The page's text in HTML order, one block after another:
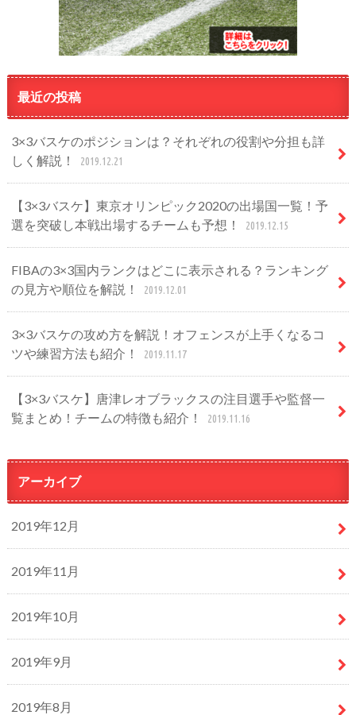
最近の投稿
3×3バスケのポジションは？それぞれの役割や分担も詳
しく解説！
2019.12.21
【3×3バスケ】東京オリンピック2020の出場国一覧！予
選を突破し本戦出場するチームも予想！
2019.12.15
FIBAの3×3国内ランクはどこに表示される？ランキング
の見方や順位を解説！
2019.12.01
3×3バスケの攻め方を解説！オフェンスが上手くなるコ
ツや練習方法も紹介！
2019.11.17
【3×3バスケ】唐津レオブラックスの注目選手や監督一
覧まとめ！チームの特徴も紹介！
2019.11.16
アーカイブ
2019年12月
2019年11月
2019年10月
2019年9月
2019年8月